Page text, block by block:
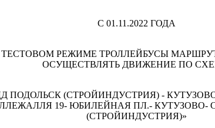
С 01.11.2022 ГОДА
ТЕСТОВОМ РЕЖИМЕ ТРОЛЛЕЙБУСЫ
ОСУЩЕСТВЛЯТЬ ДВИЖЕНИЕ ПО
ПОДОЛЬСК (СТРОЙИНДУСТРИЯ) -
19- ЮБИЛЕЙНАЯ ПЛ.- КУТУЗОВО-
(СТРОЙИНДУСТРИЯ)»